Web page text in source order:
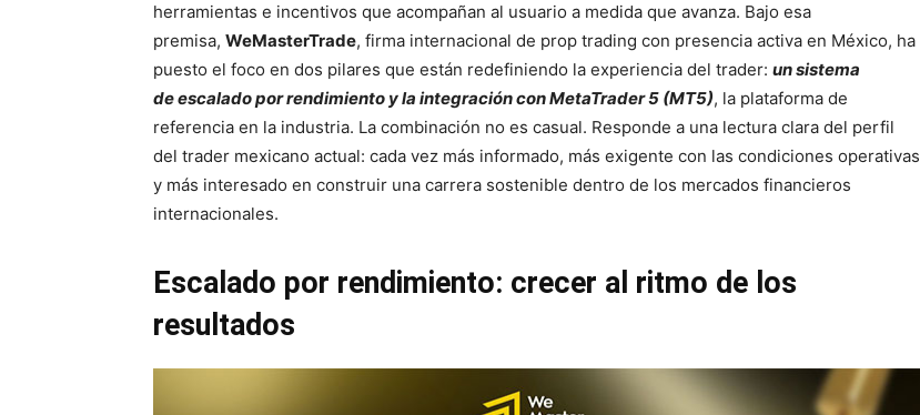
herramientas e incentivos que acompañan al usuario a medida que avanza. Bajo esa
premisa, WeMasterTrade, firma internacional de prop trading con presencia activa en México, ha
puesto el foco en dos pilares que están redefiniendo la experiencia del trader: un sistema
de escalado por rendimiento y la integración con MetaTrader 5 (MT5), la plataforma de
referencia en la industria. La combinación no es casual. Responde a una lectura clara del perfil
del trader mexicano actual: cada vez más informado, más exigente con las condiciones operativas
y más interesado en construir una carrera sostenible dentro de los mercados financieros
internacionales.
Escalado por rendimiento: crecer al ritmo de los
resultados